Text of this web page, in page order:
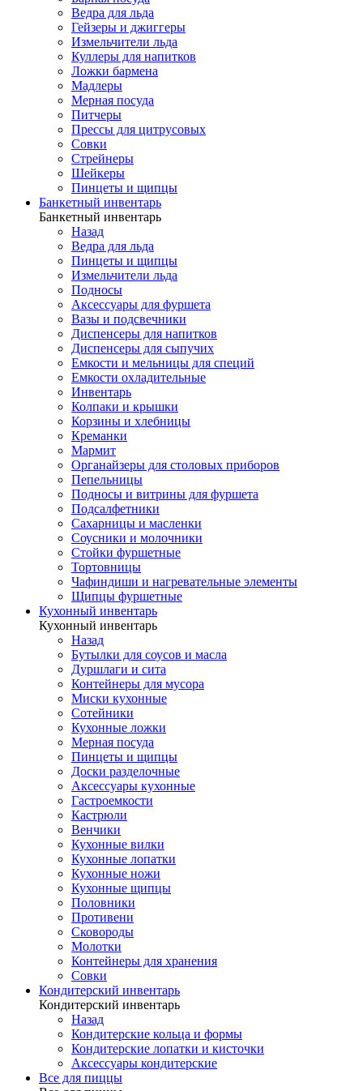
Ведра для льда
Гейзеры и джиггеры
Измельчители льда
Куллеры для напитков
Ложки бармена
Мадлеры
Мерная посуда
Питчеры
Прессы для цитрусовых
Совки
Стрейнеры
Шейкеры
Пинцеты и щипцы
Банкетный инвентарь
Банкетный инвентарь
Назад
Ведра для льда
Пинцеты и щипцы
Измельчители льда
Подносы
Аксессуары для фуршета
Вазы и подсвечники
Диспенсеры для напитков
Диспенсеры для сыпучих
Емкости и мельницы для специй
Емкости охладительные
Инвентарь
Колпаки и крышки
Корзины и хлебницы
Креманки
Мармит
Органайзеры для столовых приборов
Пепельницы
Подносы и витрины для фуршета
Подсалфетники
Сахарницы и масленки
Соусники и молочники
Стойки фуршетные
Тортовницы
Чафиндиши и нагревательные элементы
Щипцы фуршетные
Кухонный инвентарь
Кухонный инвентарь
Назад
Бутылки для соусов и масла
Дуршлаги и сита
Контейнеры для мусора
Миски кухонные
Сотейники
Кухонные ложки
Мерная посуда
Пинцеты и щипцы
Доски разделочные
Аксессуары кухонные
Гастроемкости
Кастрюли
Венчики
Кухонные вилки
Кухонные лопатки
Кухонные ножи
Кухонные щипцы
Половники
Противени
Сковороды
Молотки
Контейнеры для хранения
Совки
Кондитерский инвентарь
Кондитерский инвентарь
Назад
Кондитерские кольца и формы
Кондитерские лопатки и кисточки
Аксессуары кондитерские
Все для пиццы